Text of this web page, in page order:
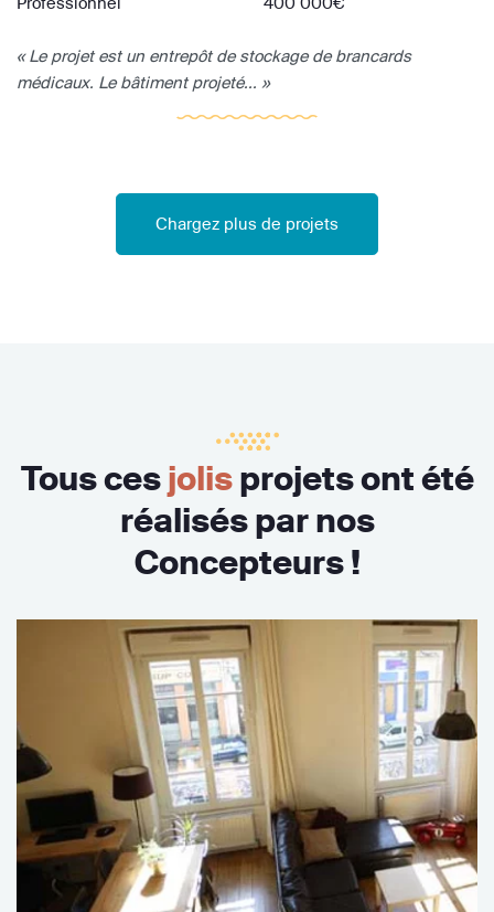
« Le projet est un entrepôt de stockage de brancards
médicaux. Le bâtiment projeté... »
Chargez plus de projets
Tous cesjolisprojets ont été
réalisés par nos
Concepteurs !